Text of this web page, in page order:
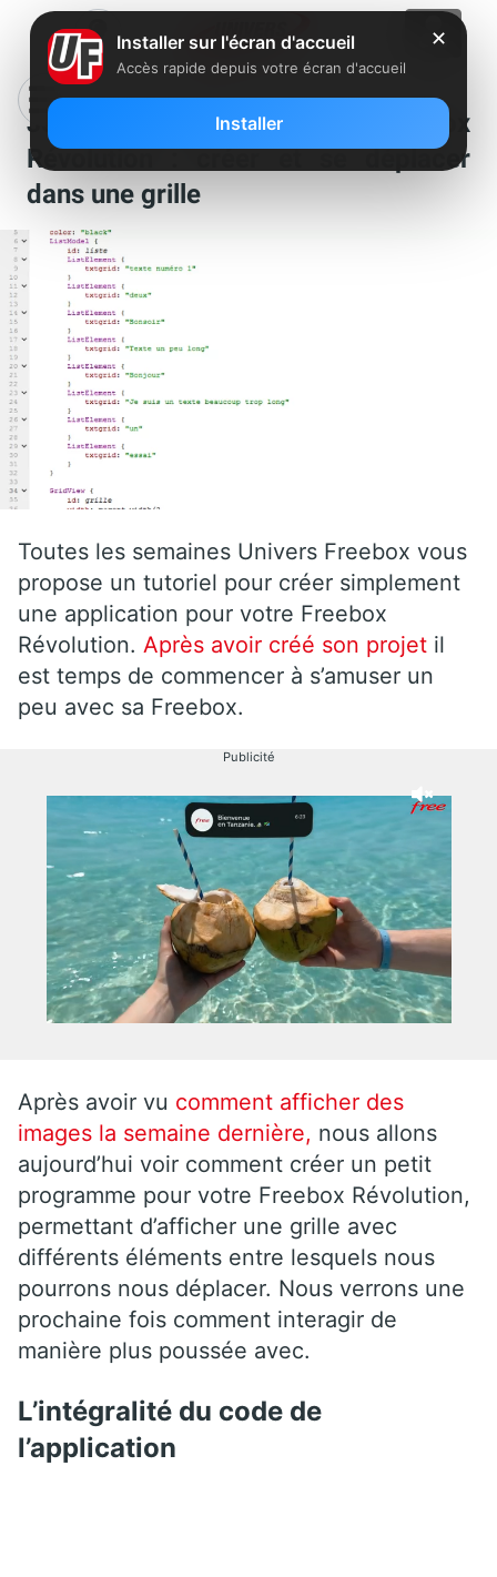
Je crée mon appli Freebox
Révolution : créer et se déplacer
dans une grille
Toutes les semaines Univers Freebox vous
propose un tutoriel pour créer simplement
une application pour votre Freebox
Révolution. Après avoir créé son projet il
est temps de commencer à s’amuser un
peu avec sa Freebox.
Publicité
Après avoir vu comment afficher des
images la semaine dernière, nous allons
aujourd’hui voir comment créer un petit
programme pour votre Freebox Révolution,
permettant d’afficher une grille avec
différents éléments entre lesquels nous
pourrons nous déplacer. Nous verrons une
prochaine fois comment interagir de
manière plus poussée avec.
L’intégralité du code de
l’application
✕
Installer sur l'écran d'accueil
Accès rapide depuis votre écran d'accueil
Installer